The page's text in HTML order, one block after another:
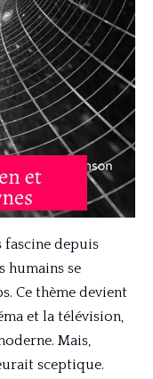
fascine depuis
humains se
Ce thème devient
et la télévision,
Mais,
sceptique.